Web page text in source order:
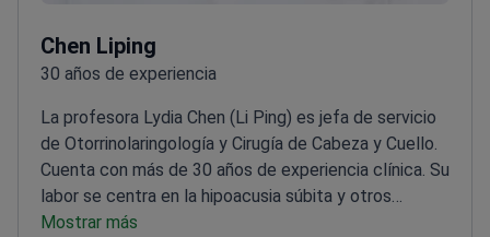
Chen Liping
30 años de experiencia
La profesora Lydia Chen (Li Ping) es jefa de servicio
de Otorrinolaringología y Cirugía de Cabeza y Cuello.
Cuenta con más de 30 años de experiencia clínica. Su
labor se centra en la hipoacusia súbita y otros
trastornos del oído. Realiza cirugía otológica
Mostrar más